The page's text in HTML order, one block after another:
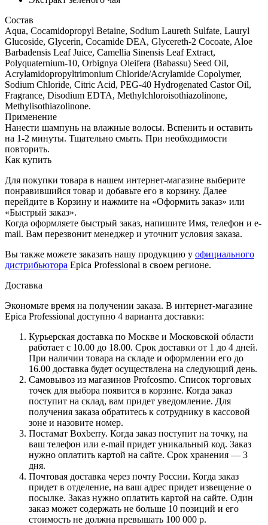
Состав
Aqua, Cocamidopropyl Betaine, Sodium Laureth Sulfate, Lauryl
Glucoside, Glycerin, Cocamide DEA, Glycereth-2 Cocoate, Aloe
Barbadensis Leaf Juice, Camellia Sinensis Leaf Extract,
Polyquaternium-10, Orbignya Oleifera (Babassu) Seed Oil,
Acrylamidopropyltrimonium Chloride/Acrylamide Copolymer,
Sodium Chloride, Citric Acid, PEG-40 Hydrogenated Castor Oil,
Fragrance, Disodium EDTA, Methylchloroisothiazolinone,
Methylisothiazolinone.
Применение
Нанести шампунь на влажные волосы. Вспенить и оставить
на 1-2 минуты. Тщательно смыть. При необходимости
повторить.
Как купить
Для покупки товара в нашем интернет-магазине выберите
понравившийся товар и добавьте его в корзину. Далее
перейдите в Корзину и нажмите на «Оформить заказ» или
«Быстрый заказ».
Когда оформляете быстрый заказ, напишите Имя, телефон и e-
mail. Вам перезвонит менеджер и уточнит условия заказа.
Вы также можете заказать нашу продукцию у официального
дистрибьютора Epica Professional в своем регионе.
Доставка
Экономьте время на получении заказа. В интернет-магазине
Epica Professional доступно 4 варианта доставки:
Курьерская доставка по Москве и Московской области
работает с 10.00 до 18.00. Срок доставки от 1 до 4 дней.
При наличии товара на складе и оформлении его до
16.00 доставка будет осуществлена на следующий день.
Самовывоз из магазинов Profcosmo. Список торговых
точек для выбора появится в корзине. Когда заказ
поступит на склад, вам придет уведомление. Для
получения заказа обратитесь к сотруднику в кассовой
зоне и назовите номер.
Постамат Boxberry. Когда заказ поступит на точку, на
ваш телефон или e-mail придет уникальный код. Заказ
нужно оплатить картой на сайте. Срок хранения — 3
дня.
Почтовая доставка через почту России. Когда заказ
придет в отделение, на ваш адрес придет извещение о
посылке. Заказ нужно оплатить картой на сайте. Один
заказ может содержать не больше 10 позиций и его
стоимость не должна превышать 100 000 р.